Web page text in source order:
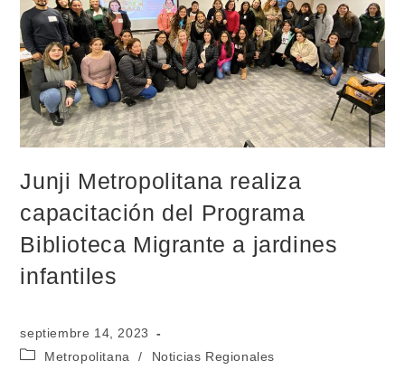
Junji Metropolitana realiza
capacitación del Programa
Biblioteca Migrante a jardines
infantiles
septiembre 14, 2023
Metropolitana
/ Noticias Regionales